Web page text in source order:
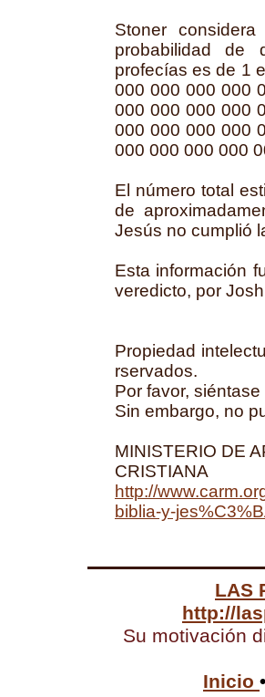
Stoner
probabilidad de
profecías es de 1
000 000 000 000
000 000 000 000
000 000 000 000
000 000 000 000
El número total
de
Jesús no cumplió
Esta información
veredicto, por
Propiedad
rservados.
Por favor,
Sin embargo, no
MINISTERIO DE
CRISTIANA
http://
biblia-y-
LAS
http://
Su motivación
Inicio •